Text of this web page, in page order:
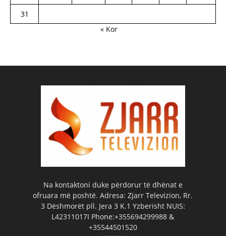
31
« Kor
Na kontaktoni duke përdorur të dhënat e
ofruara më poshtë. Adresa: Zjarr Televizion, Rr.
3 Dëshmorët pll. Jera 3 K.1 Yzberisht NUIS:
L42311017I Phone:+355694299988 &
+35544501520